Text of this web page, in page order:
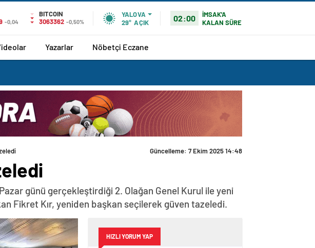
-0,04
BITCOIN
3063362 -0,50%
YALOVA
29° AÇIK 02:00
İMSAK'A
KALAN SÜRE
Yazarlar Nöbetçi Eczane
günü gerçekleştirdiği 2. Olağan Genel Kurul ile yeni
Fikret Kır, yeniden başkan seçilerek güven tazeledi.
HIZLI YORUM YAP